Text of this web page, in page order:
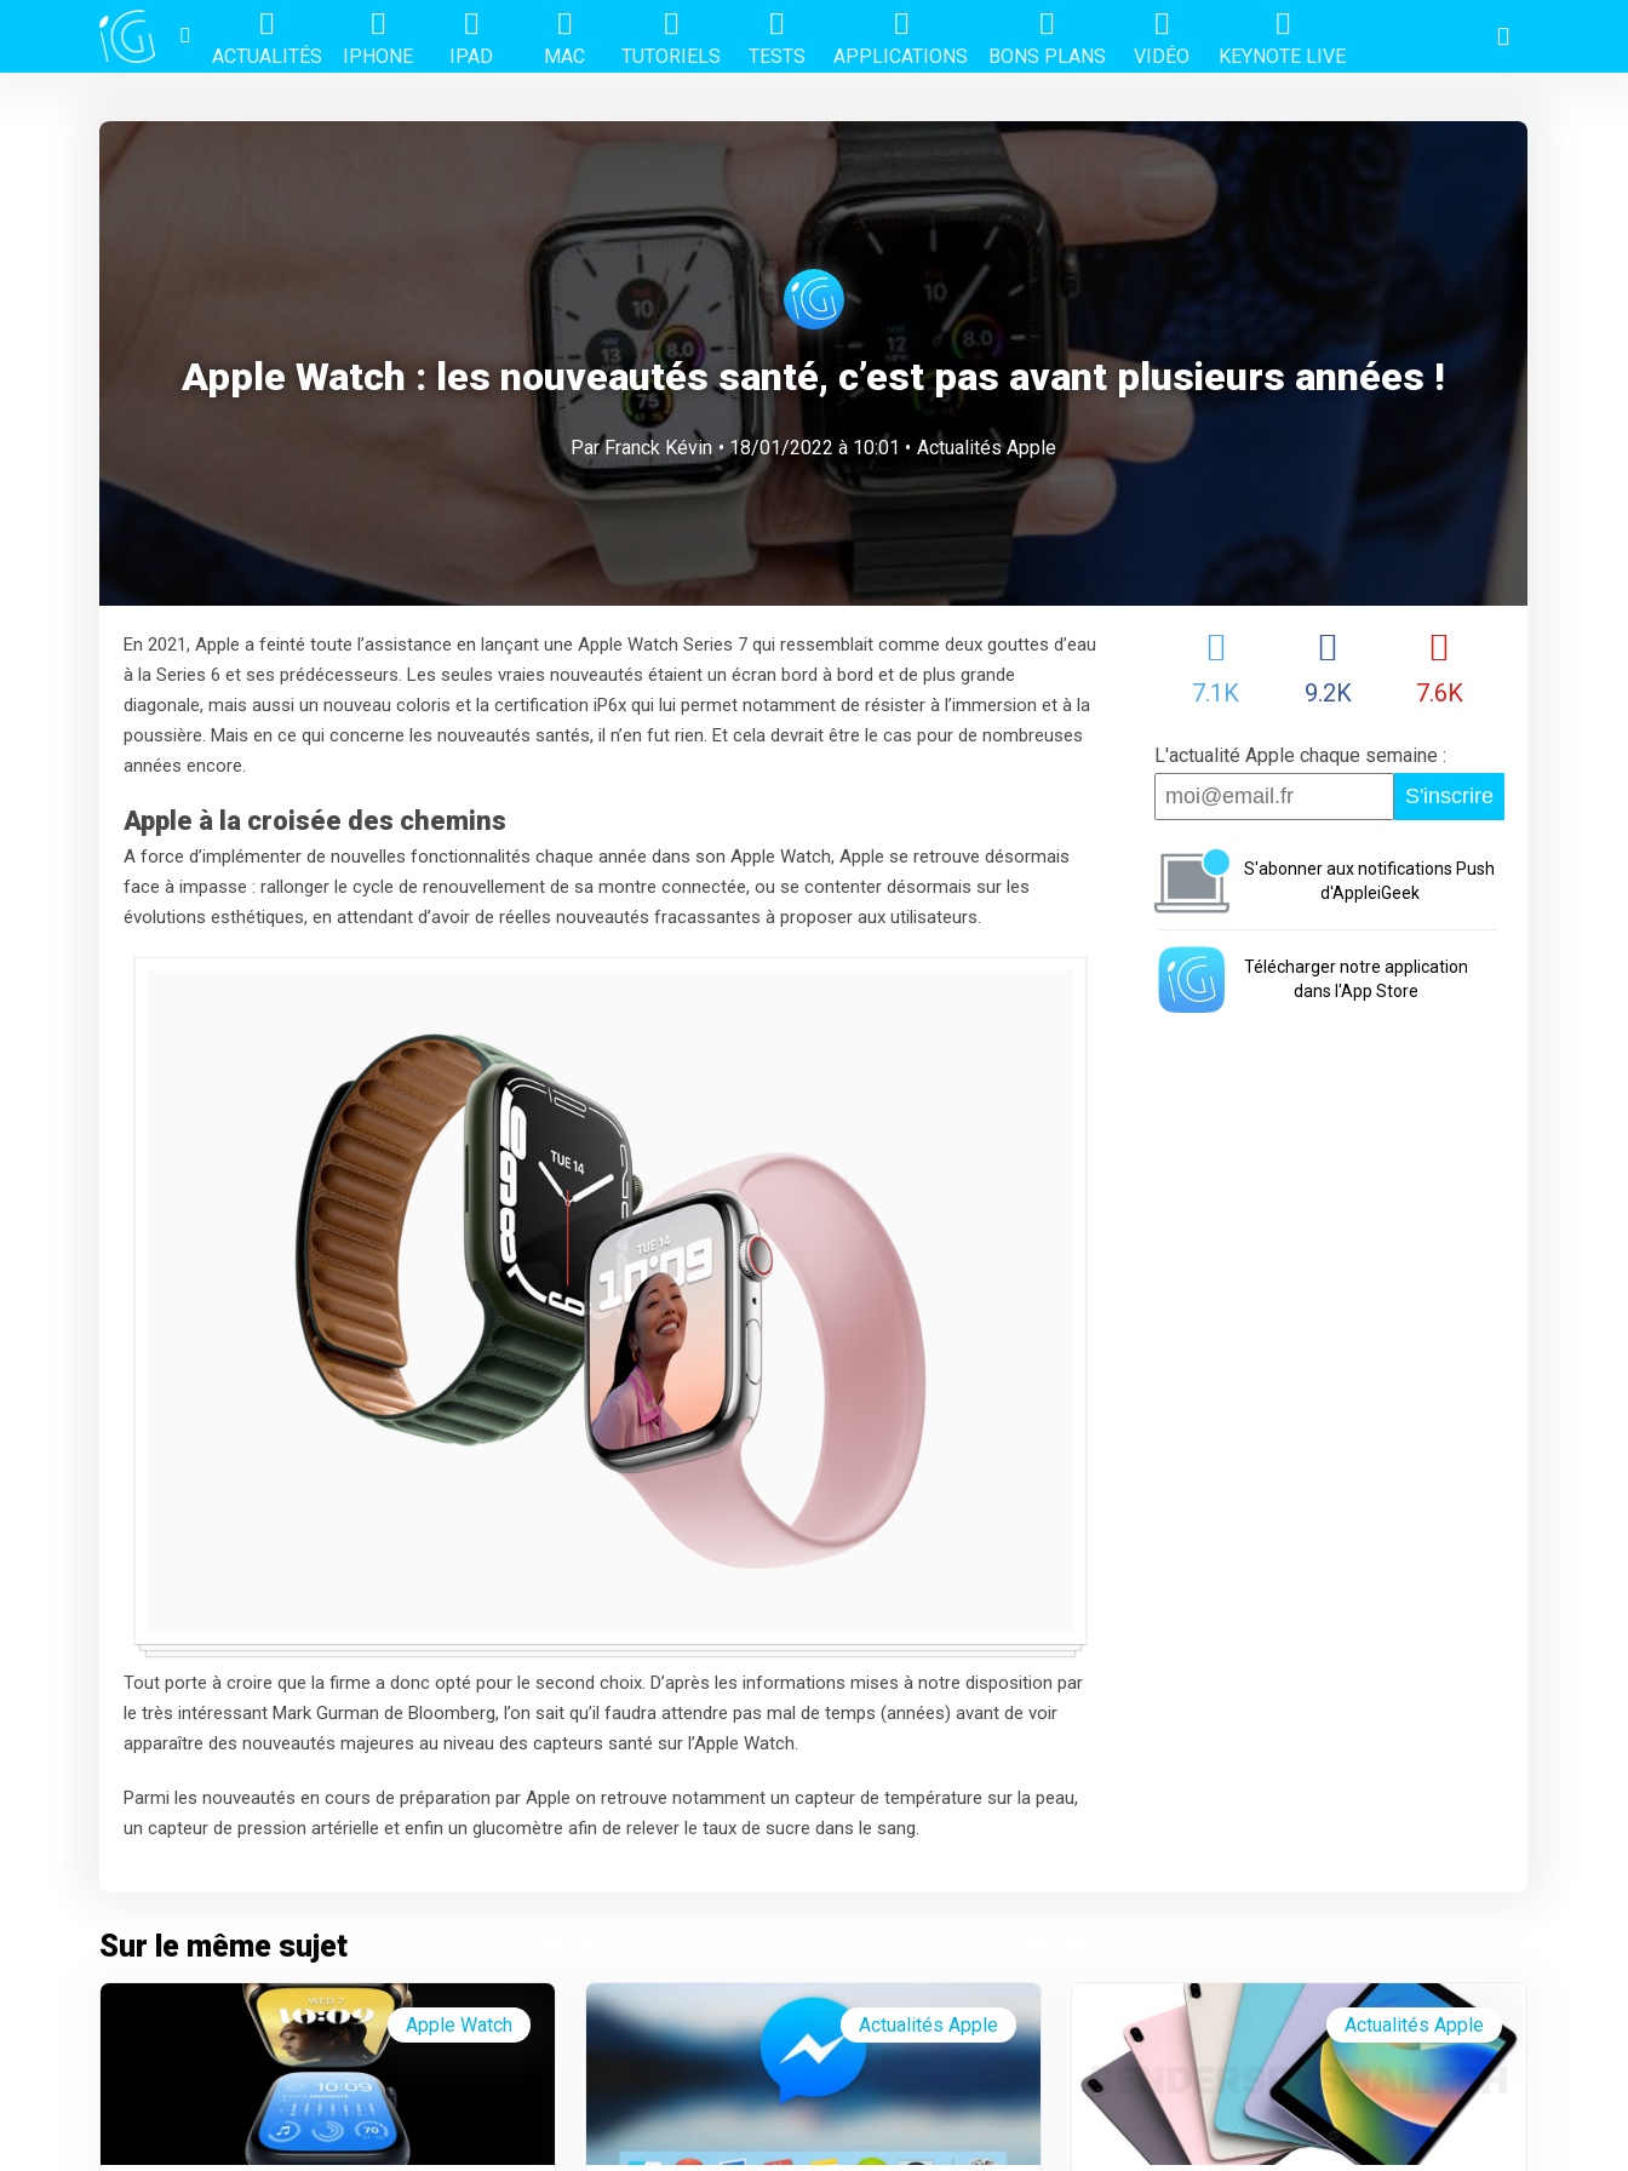
ACTUALITÉS IPHONE IPAD MAC TUTORIELS TESTS APPLICATIONS BONS PLANS VIDÉO KEYNOTE LIVE
Apple Watch : les nouveautés santé, c’est pas avant plusieurs années !
ParFranck Kévin • 18/01/2022 à 10:01 • Actualités Apple
En 2021, Apple a feinté toute l’assistance en lançant une Apple Watch Series 7 qui ressemblait comme deux gouttes d’eau
à la Series 6 et ses prédécesseurs. Les seules vraies nouveautés étaient un écran bord à bord et de plus grande
diagonale, mais aussi un nouveau coloris et la certification iP6x qui lui permet notamment de résister à l’immersion et à la
poussière. Mais en ce qui concerne les nouveautés santés, il n’en fut rien. Et cela devrait être le cas pour de nombreuses
années encore.
Apple à la croisée des chemins
A force d’implémenter de nouvelles fonctionnalités chaque année dans son Apple Watch, Apple se retrouve désormais
face à impasse : rallonger le cycle de renouvellement de sa montre connectée, ou se contenter désormais sur les
évolutions esthétiques, en attendant d’avoir de réelles nouveautés fracassantes à proposer aux utilisateurs.
Tout porte à croire que la firme a donc opté pour le second choix. D’après les informations mises à notre disposition par
le très intéressant Mark Gurman de Bloomberg, l’on sait qu’il faudra attendre pas mal de temps (années) avant de voir
apparaître des nouveautés majeures au niveau des capteurs santé sur l’Apple Watch.
Parmi les nouveautés en cours de préparation par Apple on retrouve notamment un capteur de température sur la peau,
un capteur de pression artérielle et enfin un glucomètre afin de relever le taux de sucre dans le sang.
7.1K 9.2K 7.6K
L'actualité Apple chaque semaine :
S'inscrire
S'abonner aux notifications Push
d'AppleiGeek
Télécharger notre application
dans l'App Store
Sur le même sujet
Apple Watch Actualités Apple Actualités Apple